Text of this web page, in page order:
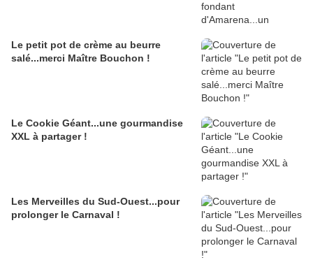
Le petit pot de crème au beurre
salé...merci Maître Bouchon !
Le Cookie Géant...une gourmandise
XXL à partager !
Les Merveilles du Sud-Ouest...pour
prolonger le Carnaval !